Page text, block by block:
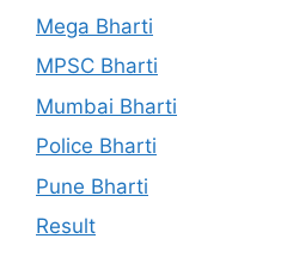
Mega Bharti
MPSC Bharti
Mumbai Bharti
Police Bharti
Pune Bharti
Result